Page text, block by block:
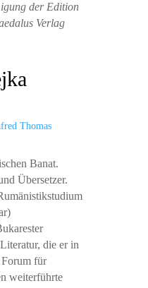
der Edition
Verlag
Banat.
Übersetzer.
die er in
Forum für
weiterführte